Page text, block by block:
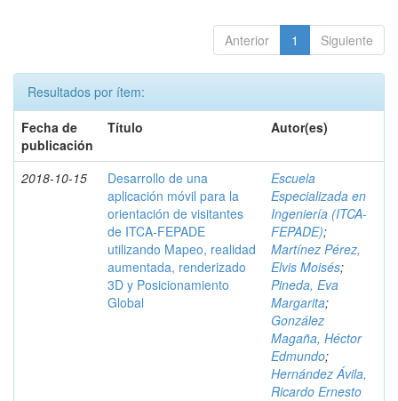
Anterior 1 Siguiente
Resultados por ítem:
Fecha de
publicación
Título Autor(es)
2018-10-15
Desarrollo de una
aplicación móvil para la
orientación de visitantes
de ITCA-FEPADE
utilizando Mapeo, realidad
aumentada, renderizado
3D y Posicionamiento
Global
Escuela
Especializada en
Ingeniería (ITCA-
FEPADE);
Martínez Pérez,
Elvis Moisés;
Pineda, Eva
Margarita;
González
Magaña, Héctor
Edmundo;
Hernández Ávila,
Ricardo Ernesto